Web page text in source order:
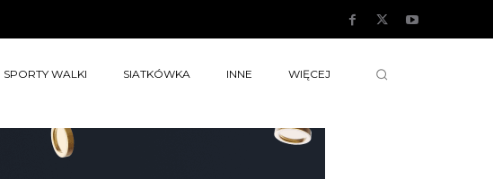
SPORTY WALKI SIATKÓWKA INNE WIĘCEJ